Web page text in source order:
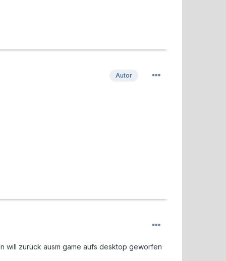
Autor
will zurück ausm game aufs desktop geworfen